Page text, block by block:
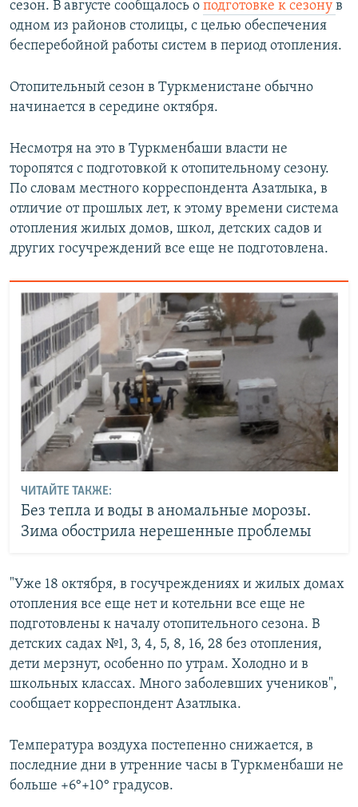
сезон. В августе сообщалось о подготовке к сезону в
одном из районов столицы, с целью обеспечения
бесперебойной работы систем в период отопления.
Отопительный сезон в Туркменистане обычно
начинается в середине октября.
Несмотря на это в Туркменбаши власти не
торопятся с подготовкой к отопительному сезону.
По словам местного корреспондента Азатлыка, в
отличие от прошлых лет, к этому времени система
отопления жилых домов, школ, детских садов и
других госучреждений все еще не подготовлена.
ЧИТАЙТЕ ТАКЖЕ:
Без тепла и воды в аномальные морозы.
Зима обострила нерешенные проблемы
"Уже 18 октября, в госучреждениях и жилых домах
отопления все еще нет и котельни все еще не
подготовлены к началу отопительного сезона. В
детских садах №1, 3, 4, 5, 8, 16, 28 без отопления,
дети мерзнут, особенно по утрам. Холодно и в
школьных классах. Много заболевших учеников",
сообщает корреспондент Азатлыка.
Температура воздуха постепенно снижается, в
последние дни в утренние часы в Туркменбаши не
больше +6°+10° градусов.